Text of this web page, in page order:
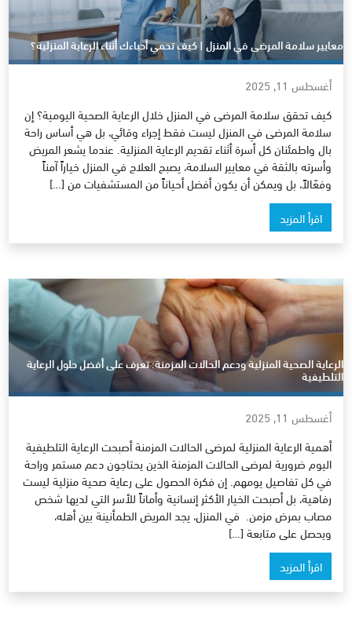
معايير سلامة المرضى في المنزل | كيف تحمي أحباءك أثناء الرعاية المنزلية؟
أغسطس 11, 2025
كيف تحقق سلامة المرضى في المنزل خلال الرعاية الصحية اليومية؟ إن
سلامة المرضى في المنزل ليست فقط إجراء وقائي، بل هي أساس راحة
بال واطمئنان كل أسرة أثناء تقديم الرعاية المنزلية. عندما يشعر المريض
وأسرته بالثقة في معايير السلامة، يصبح العلاج في المنزل خياراً آمناً
وفعّالاً، بل ويمكن أن يكون أفضل أحياناً من المستشفيات من […]
اقرأ المزيد
الرعاية الصحية المنزلية ودعم الحالات المزمنة: تعرف على أفضل حلول الرعاية
التلطيفية
أغسطس 11, 2025
أهمية الرعاية المنزلية لمرضى الحالات المزمنة أصبحت الرعاية التلطيفية
اليوم ضرورية لمرضى الحالات المزمنة الذين يحتاجون دعم مستمر وراحة
في كل تفاصيل يومهم. إن فكرة الحصول على رعاية صحية منزلية ليست
رفاهية، بل أصبحت الخيار الأكثر إنسانية وأماناً للأسر التي لديها شخص
مصاب بمرض مزمن. في المنزل، يجد المريض الطمأنينة بين أهله،
ويحصل على متابعة […]
اقرأ المزيد